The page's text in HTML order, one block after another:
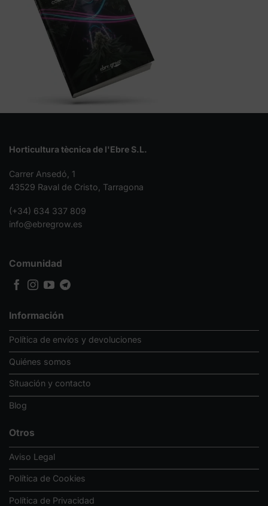
Horticultura tècnica de l'Ebre S.L.
Carrer Ansedó, 1
43529 Raval de Cristo, Tarragona
(+34) 634 337 809
info@ebregrow.es
Información
Política de envíos y devoluciones
Quiénes somos
Situación y contacto
Blog
Otros
Aviso Legal
Política de Cookies
Política de Privacidad
Comunidad